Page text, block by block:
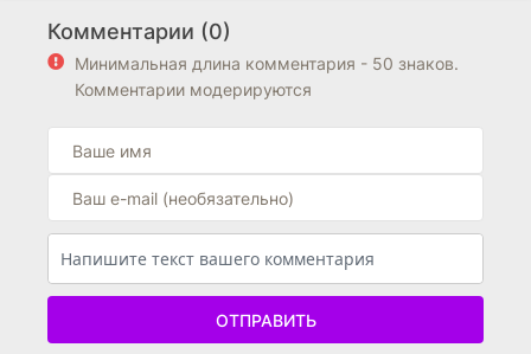
Комментарии (0)
Минимальная длина комментария - 50 знаков.
Комментарии модерируются
ОТПРАВИТЬ